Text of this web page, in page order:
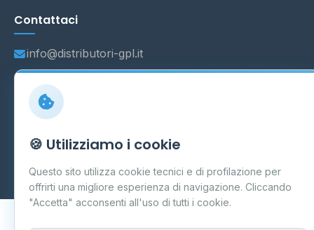
Contattaci
info@distributori-gpl.it
Carpi P.IVA 03859300364
Aggiornamento quotidiano
🍪 Utilizziamo i cookie
Questo sito utilizza cookie tecnici e di profilazione per
offrirti una migliore esperienza di navigazione. Cliccando
"Accetta" acconsenti all'uso di tutti i cookie.